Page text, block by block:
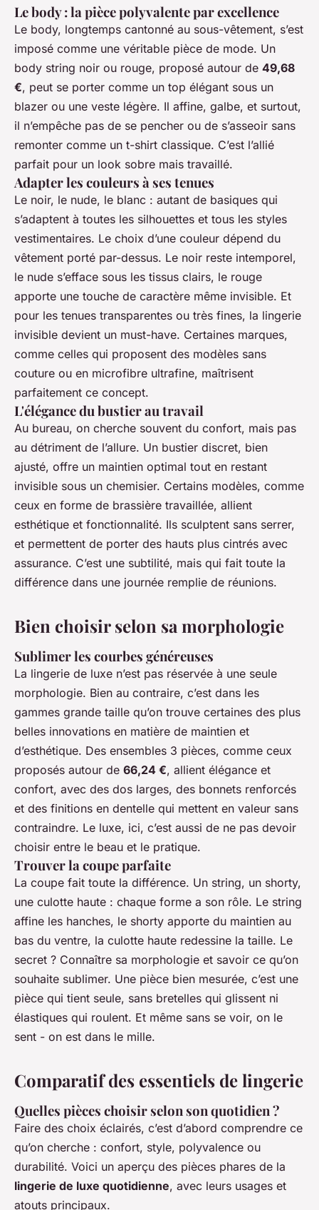
Le body : la pièce polyvalente par excellence
Le body, longtemps cantonné au sous-vêtement, s’est
imposé comme une véritable pièce de mode. Un
body string noir ou rouge, proposé autour de 49,68
€, peut se porter comme un top élégant sous un
blazer ou une veste légère. Il affine, galbe, et surtout,
il n’empêche pas de se pencher ou de s’asseoir sans
remonter comme un t-shirt classique. C’est l’allié
parfait pour un look sobre mais travaillé.
Adapter les couleurs à ses tenues
Le noir, le nude, le blanc : autant de basiques qui
s’adaptent à toutes les silhouettes et tous les styles
vestimentaires. Le choix d’une couleur dépend du
vêtement porté par-dessus. Le noir reste intemporel,
le nude s’efface sous les tissus clairs, le rouge
apporte une touche de caractère même invisible. Et
pour les tenues transparentes ou très fines, la lingerie
invisible devient un must-have. Certaines marques,
comme celles qui proposent des modèles sans
couture ou en microfibre ultrafine, maîtrisent
parfaitement ce concept.
L'élégance du bustier au travail
Au bureau, on cherche souvent du confort, mais pas
au détriment de l’allure. Un bustier discret, bien
ajusté, offre un maintien optimal tout en restant
invisible sous un chemisier. Certains modèles, comme
ceux en forme de brassière travaillée, allient
esthétique et fonctionnalité. Ils sculptent sans serrer,
et permettent de porter des hauts plus cintrés avec
assurance. C’est une subtilité, mais qui fait toute la
différence dans une journée remplie de réunions.
Bien choisir selon sa morphologie
Sublimer les courbes généreuses
La lingerie de luxe n’est pas réservée à une seule
morphologie. Bien au contraire, c’est dans les
gammes grande taille qu’on trouve certaines des plus
belles innovations en matière de maintien et
d’esthétique. Des ensembles 3 pièces, comme ceux
proposés autour de 66,24 €, allient élégance et
confort, avec des dos larges, des bonnets renforcés
et des finitions en dentelle qui mettent en valeur sans
contraindre. Le luxe, ici, c’est aussi de ne pas devoir
choisir entre le beau et le pratique.
Trouver la coupe parfaite
La coupe fait toute la différence. Un string, un shorty,
une culotte haute : chaque forme a son rôle. Le string
affine les hanches, le shorty apporte du maintien au
bas du ventre, la culotte haute redessine la taille. Le
secret ? Connaître sa morphologie et savoir ce qu’on
souhaite sublimer. Une pièce bien mesurée, c’est une
pièce qui tient seule, sans bretelles qui glissent ni
élastiques qui roulent. Et même sans se voir, on le
sent - on est dans le mille.
Comparatif des essentiels de lingerie
Quelles pièces choisir selon son quotidien ?
Faire des choix éclairés, c’est d’abord comprendre ce
qu’on cherche : confort, style, polyvalence ou
durabilité. Voici un aperçu des pièces phares de la
lingerie de luxe quotidienne, avec leurs usages et
atouts principaux.